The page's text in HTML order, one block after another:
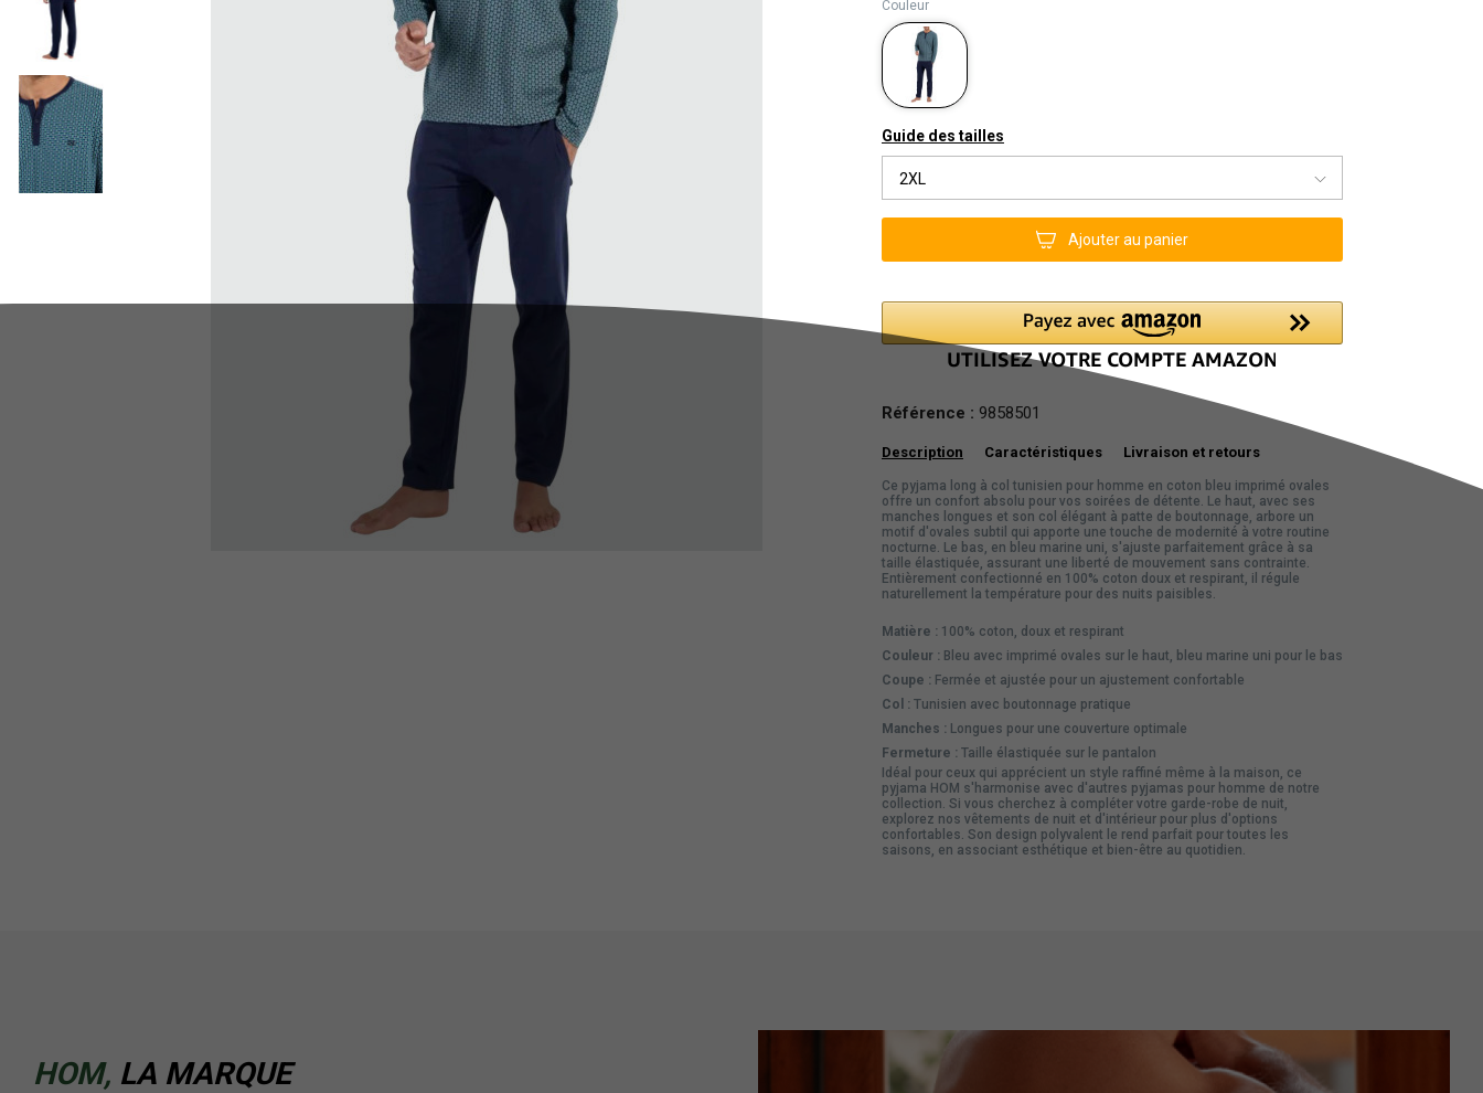
Couleur
2XL
Guide des tailles
Ajouter au panier
Référence : 9858501
Description Caractéristiques Livraison et retours
Ce pyjama long à col tunisien pour homme en coton bleu imprimé ovales
offre un confort absolu pour vos soirées de détente. Le haut, avec ses
manches longues et son col élégant à patte de boutonnage, arbore un
motif d'ovales subtil qui apporte une touche de modernité à votre routine
nocturne. Le bas, en bleu marine uni, s'ajuste parfaitement grâce à sa
taille élastiquée, assurant une liberté de mouvement sans contrainte.
Entièrement confectionné en 100% coton doux et respirant, il régule
naturellement la température pour des nuits paisibles.
Matière :100% coton, doux et respirant
Couleur :Bleu avec imprimé ovales sur le haut, bleu marine uni pour le bas
Coupe :Fermée et ajustée pour un ajustement confortable
Col :Tunisien avec boutonnage pratique
Manches :Longues pour une couverture optimale
Fermeture :Taille élastiquée sur le pantalon
Idéal pour ceux qui apprécient un style raffiné même à la maison, ce
pyjama HOM s'harmonise avec d'autres pyjamas pour homme de notre
collection. Si vous cherchez à compléter votre garde-robe de nuit,
explorez nos vêtements de nuit et d'intérieurpour plus d'options
confortables. Son design polyvalent le rend parfait pour toutes les
saisons, en associant esthétique et bien-être au quotidien.
HOM, LA MARQUE